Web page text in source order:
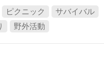
ピクニック
サバイバル
野外活動